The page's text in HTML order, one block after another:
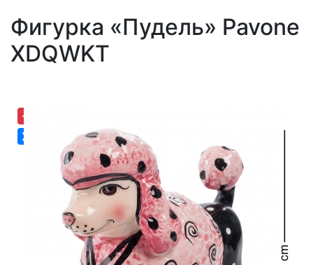
Фигурка «Пудель» Pavone
XDQWKT
-25,35%
Хит